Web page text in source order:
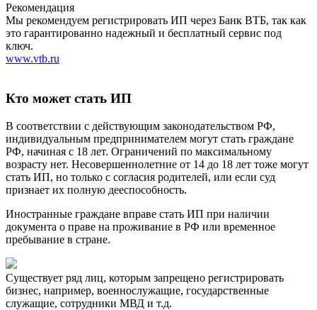
Рекомендация
Мы рекомендуем регистрировать ИП через Банк ВТБ, так как
это гарантированно надежный и бесплатный сервис под
ключ.
www.vtb.ru
Кто может стать ИП
В соответствии с действующим законодательством РФ,
индивидуальным предпринимателем могут стать граждане
РФ, начиная с 18 лет. Ограничений по максимальному
возрасту нет. Несовершеннолетние от 14 до 18 лет тоже могут
стать ИП, но только с согласия родителей, или если суд
признает их полную дееспособность.
Иностранные граждане вправе стать ИП при наличии
документа о праве на проживание в РФ или временное
пребывание в стране.
Существует ряд лиц, которым запрещено регистрировать
бизнес, например, военнослужащие, государственные
служащие, сотрудники МВД и т.д.